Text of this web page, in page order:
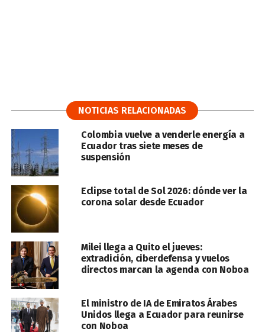
NOTICIAS RELACIONADAS
Colombia vuelve a venderle energía a
Ecuador tras siete meses de
suspensión
Eclipse total de Sol 2026: dónde ver la
corona solar desde Ecuador
Milei llega a Quito el jueves:
extradición, ciberdefensa y vuelos
directos marcan la agenda con Noboa
El ministro de IA de Emiratos Árabes
Unidos llega a Ecuador para reunirse
con Noboa